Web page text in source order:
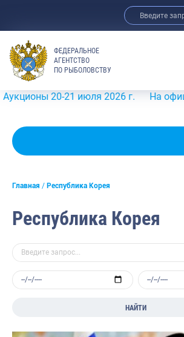
ФЕДЕРАЛЬНОЕ
АГЕНТСТВО
ПО РЫБОЛОВСТВУ
20-21 июля 2026 г. На официальном
Главная Республика Корея
Республика Корея
НАЙТИ